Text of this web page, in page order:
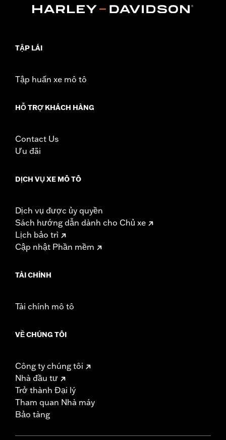
separate purchase of Screws P/N 4456 (qty 3).
Installation Instructions
Height:8 Inches
Material Height UOM:Inches
Width:
22.25 Inches
In the Box:
WARRANTY: 1 year limited warranty – Go to
d.com/warranty
TẬP LÁI
Tập huấn xe mô tô
HỖ TRỢ KHÁCH HÀNG
Contact Us
Ưu đãi
DỊCH VỤ XE MÔ TÔ
Dịch vụ được ủy quyền
Sách hướng dẫn dành cho Chủ xe
Lịch bảo trì
Cập nhật Phần mềm
TÀI CHÍNH
Tài chính mô tô
VỀ CHÚNG TÔI
Công ty chúng tôi
Nhà đầu tư
Trở thành Đại lý
Tham quan Nhà máy
Bảo tàng